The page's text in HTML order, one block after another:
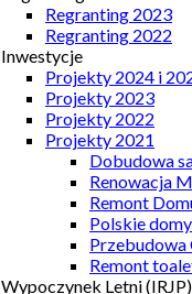
Regranting 2023
Regranting 2022
Inwestycje
Projekty 2024 i
Projekty 2023
Projekty 2022
Projekty 2021
Dobudowa
Renowacja
Remont
Polskie
Przebudowa
Remont
Wypoczynek Letni (IRJP)